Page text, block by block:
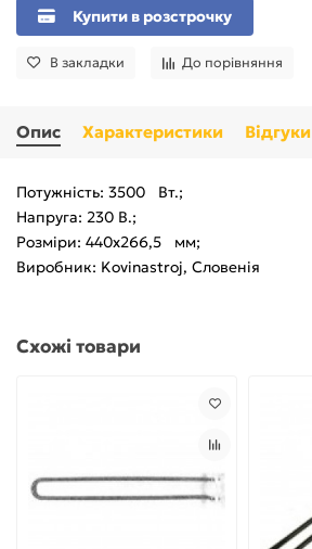
Купити в розстрочку
В закладки До порівняння
Опис Характеристики Відгуки
Потужність: 3500 Вт.;
Напруга: 230 В.;
Розміри: 440x266,5 мм;
Виробник: Kovinastroj, Словенія
Схожі товари